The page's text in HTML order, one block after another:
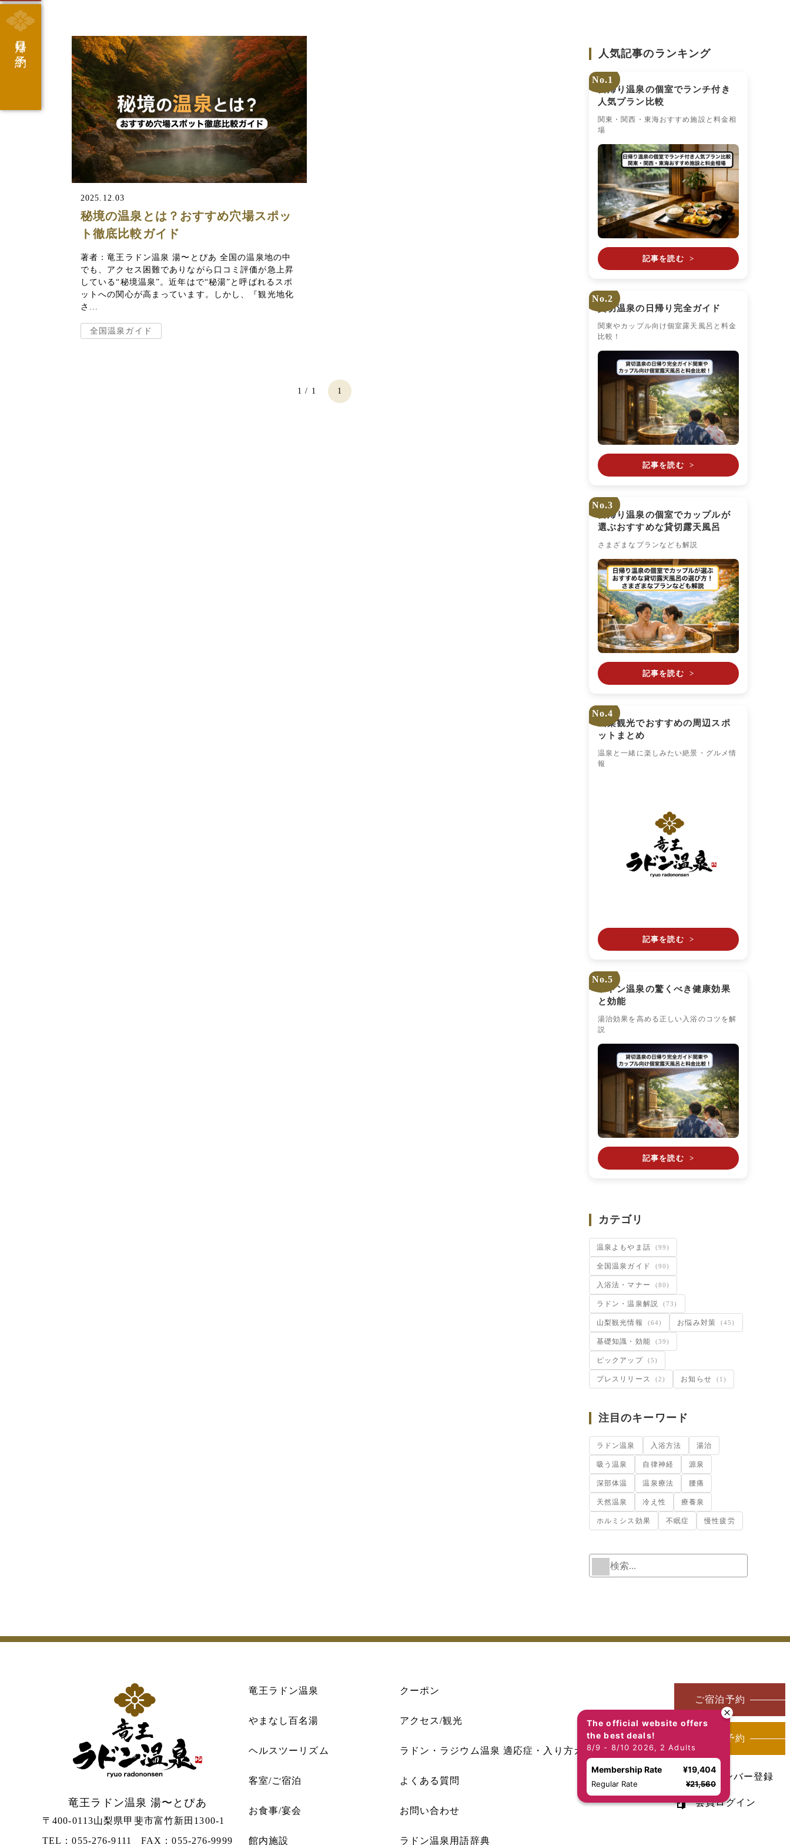
日帰り予約
2025.12.03
秘境の温泉とは？おすすめ穴場スポッ
ト徹底比較ガイド
著者：竜王ラドン温泉 湯〜とぴあ 全国の温泉地の中
でも、アクセス困難でありながら口コミ評価が急上昇
している“秘境温泉”。近年はで“秘湯”と呼ばれるスポ
ットへの関心が高まっています。しかし、『観光地化
さ...
全国温泉ガイド
1 / 1 1
人気記事のランキング
No.1
日帰り温泉の個室でランチ付き
人気プラン比較
関東・関西・東海おすすめ施設と料金相
場
記事を読む >
No.2
貸切温泉の日帰り完全ガイド
関東やカップル向け個室露天風呂と料金
比較！
記事を読む >
No.3
日帰り温泉の個室でカップルが
選ぶおすすめな貸切露天風呂
さまざまなプランなども解説
記事を読む >
No.4
山梨観光でおすすめの周辺スポ
ットまとめ
温泉と一緒に楽しみたい絶景・グルメ情
報
記事を読む >
No.5
ラドン温泉の驚くべき健康効果
と効能
湯治効果を高める正しい入浴のコツを解
説
記事を読む >
カテゴリ
温泉よもやま話 (99)
全国温泉ガイド (90)
入浴法・マナー (80)
ラドン・温泉解説 (73)
山梨観光情報 (64) お悩み対策 (45)
基礎知識・効能 (39)
ピックアップ (5)
プレスリリース (2) お知らせ (1)
注目のキーワード
ラドン温泉 入浴方法 湯治
吸う温泉 自律神経 源泉
深部体温 温泉療法 腰痛
天然温泉 冷え性 療養泉
ホルミシス効果 不眠症 慢性疲労
検索
竜王ラドン温泉 湯〜とぴあ
〒400-0113山梨県甲斐市富竹新田1300-1
TEL：055-276-9111
FAX：055-276-9999
竜王ラドン温泉
やまなし百名湯
ヘルスツーリズム
客室/ご宿泊
お食事/宴会
館内施設
クーポン
アクセス/観光
ラドン・ラジウム温泉 適応症・入り方ガイド
よくある質問
お問い合わせ
ラドン温泉用語辞典
ご宿泊予約
日帰り予約
宿泊メンバー登録
会員ログイン
The official website offers
the best deals!
8/9 - 8/10 2026, 2 Adults
Membership Rate ¥19,404
Regular Rate ¥21,560